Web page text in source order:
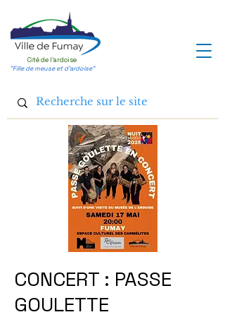
Cité de l'ardoise
"Fille de meuse et d'ardoise"
CONCERT : PASSE
GOULETTE